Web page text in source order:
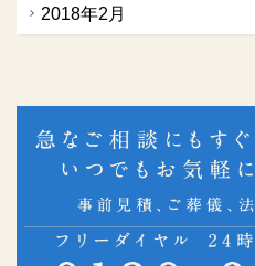
2018年2月